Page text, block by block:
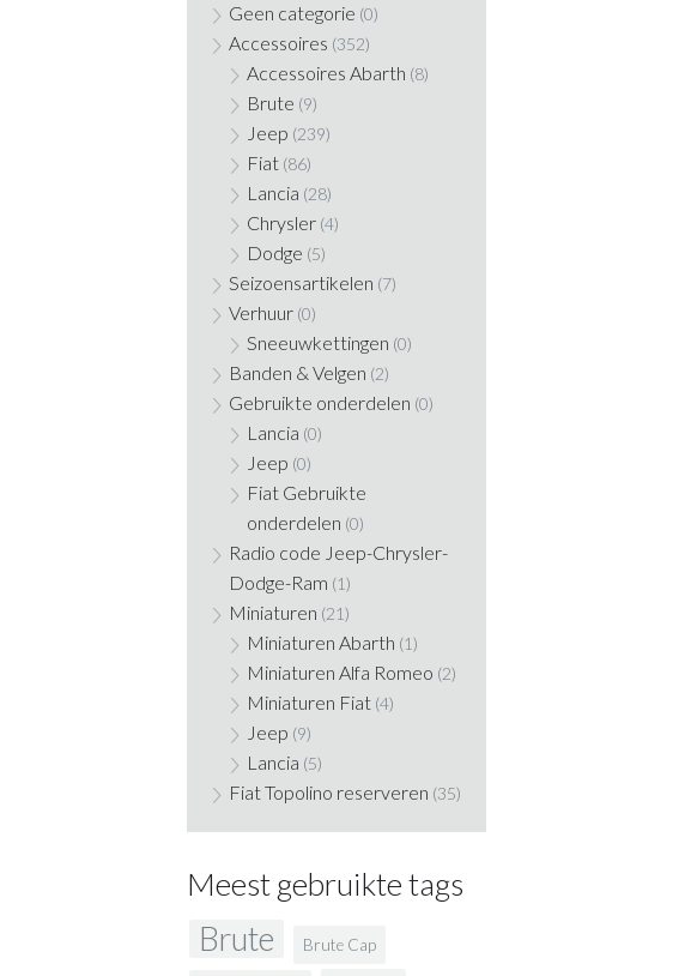
Geen categorie (0)
Accessoires (352)
Accessoires Abarth (8)
Brute (9)
Jeep (239)
Fiat (86)
Lancia (28)
Chrysler (4)
Dodge (5)
Seizoensartikelen (7)
Verhuur (0)
Sneeuwkettingen (0)
Banden & Velgen (2)
Gebruikte onderdelen (0)
Lancia (0)
Jeep (0)
Fiat Gebruikte
onderdelen (0)
Radio code Jeep-Chrysler-
Dodge-Ram (1)
Miniaturen (21)
Miniaturen Abarth (1)
Miniaturen Alfa Romeo (2)
Miniaturen Fiat (4)
Jeep (9)
Lancia (5)
Fiat Topolino reserveren (35)
Meest gebruikte tags
Brute Brute Cap